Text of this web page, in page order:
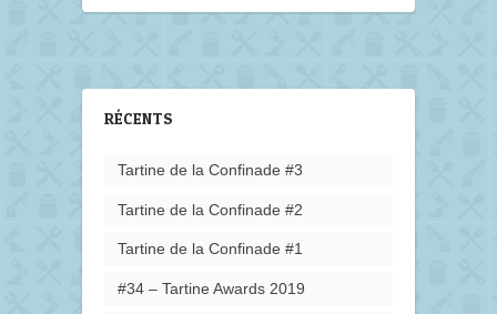
RÉCENTS
Tartine de la Confinade #3
Tartine de la Confinade #2
Tartine de la Confinade #1
#34 – Tartine Awards 2019